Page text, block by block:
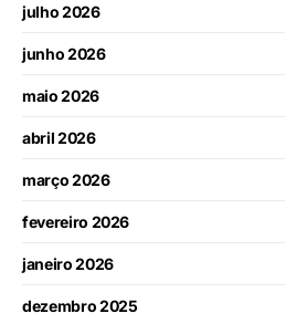
julho 2026
junho 2026
maio 2026
abril 2026
março 2026
fevereiro 2026
janeiro 2026
dezembro 2025